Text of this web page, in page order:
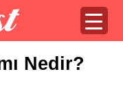
Nedir?